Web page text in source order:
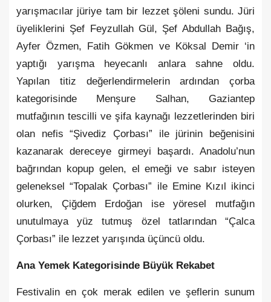
yarışmacılar jüriye tam bir lezzet şöleni sundu. Jüri
üyeliklerini Şef Feyzullah Gül, Şef Abdullah Bağış,
Ayfer Özmen, Fatih Gökmen ve Köksal Demir ‘in
yaptığı yarışma heyecanlı anlara sahne oldu.
Yapılan titiz değerlendirmelerin ardından çorba
kategorisinde Menşure Salhan, Gaziantep
mutfağının tescilli ve şifa kaynağı lezzetlerinden biri
olan nefis “Şivediz Çorbası” ile jürinin beğenisini
kazanarak dereceye girmeyi başardı. Anadolu’nun
bağrından kopup gelen, el emeği ve sabır isteyen
geleneksel “Topalak Çorbası” ile Emine Kızıl ikinci
olurken, Çiğdem Erdoğan ise yöresel mutfağın
unutulmaya yüz tutmuş özel tatlarından “Çalca
Çorbası” ile lezzet yarışında üçüncü oldu.
Ana Yemek Kategorisinde Büyük Rekabet
Festivalin en çok merak edilen ve şeflerin sunum